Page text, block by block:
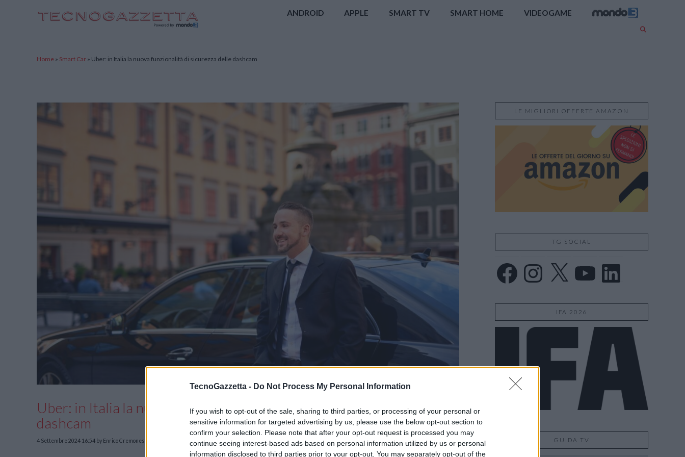
TecnoGazzetta - Do Not Process My Personal Information
If you wish to opt-out of the sale, sharing to third parties, or processing of your personal or
sensitive information for targeted advertising by us, please use the below opt-out section to
confirm your selection. Please note that after your opt-out request is processed you may
continue seeing interest-based ads based on personal information utilized by us or personal
information disclosed to third parties prior to your opt-out. You may separately opt-out of the
ANDROID APPLE SMART TV SMART HOME VIDEOGAME
Home » Smart Car » Uber: in Italia la nuova funzionalità di sicurezza delle dashcam
Uber: in Italia la nuova funzionalità di sicurezza delle
dashcam
4 Settembre 2024 16:54 by Enrico Cremonese
LE MIGLIORI OFFERTE AMAZON
TG SOCIAL
Facebook Instagram YouTube LinkedIn
IFA 2026
GUIDA TV